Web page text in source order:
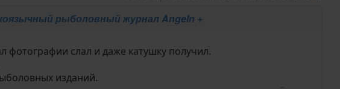
рыболовный журнал Angeln +
фотографии слал и даже катушку получил.
изданий.